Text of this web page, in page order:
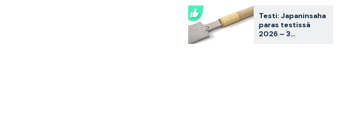
Testi: Japaninsaha
paras testissä
2026 – 3